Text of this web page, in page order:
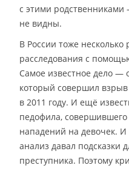
с этими
не видны.
В России тоже несколько
расследования с
Самое известное дело —
который совершил
в 2011 году. И ещё
педофила, совершившего
нападений на девочек. И
анализ давал подсказки
преступника. Поэтому